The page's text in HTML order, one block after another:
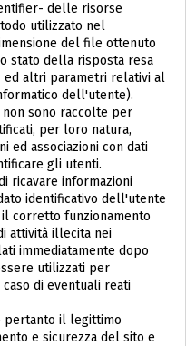
delle risorse
utilizzato nel
del file ottenuto
stato della risposta resa
ed altri parametri relativi al
dell'utente).
sono raccolte per
per loro natura,
ed associazioni con dati
gli utenti.
ricavare informazioni
identificativo dell'utente
corretto funzionamento
attività illecita nei
immediatamente dopo
utilizzati per
di eventuali reati
pertanto il legittimo
e sicurezza del sito e